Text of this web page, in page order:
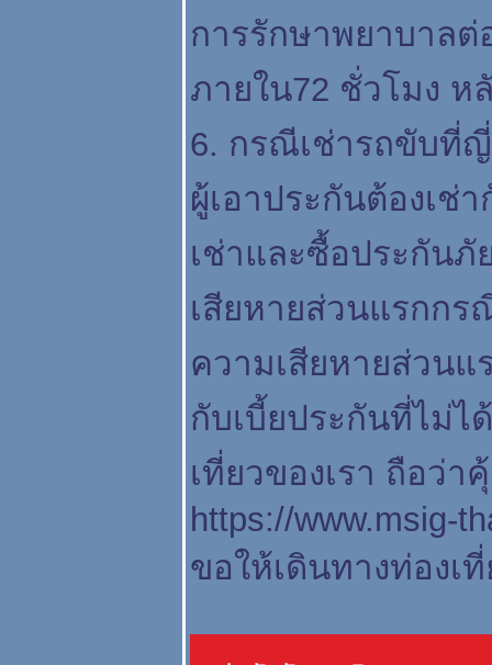
การรักษาพยาบาลต่
ภายใน72 ชั่วโมง ห
6. กรณีเช่ารถขับที่
ผู้เอาประกันต้องเช่
เช่าและซื้อประกัน
เสียหายส่วนแรกก
ความเสียหายส่วนแ
กับเบี้ยประกันที่ไม่ไ
เที่ยวของเรา ถือว่
https://www.msig-
ขอให้เดินทางท่องเ